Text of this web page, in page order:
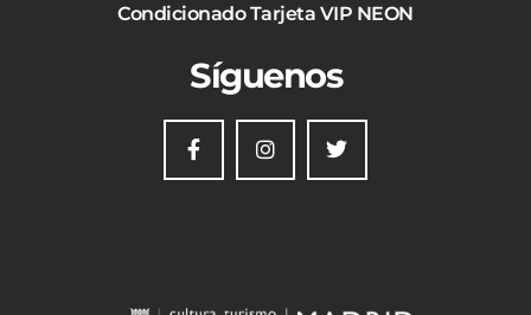
Condicionado Tarjeta VIP NEON
Síguenos